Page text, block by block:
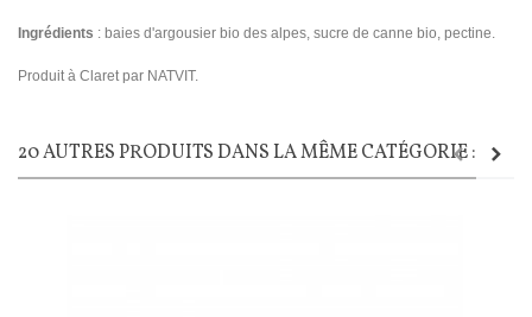
Ingrédients : baies d'argousier bio des alpes, sucre de canne bio, pectine.
Produit à Claret par NATVIT.
20 AUTRES PRODUITS DANS LA MÊME CATÉGORIE :